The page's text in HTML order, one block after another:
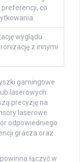
co
wyglądu
z innymi
gamingowe
laserowych.
precyzję na
laserowe
odpowiedniego
gracza oraz
łączyć w